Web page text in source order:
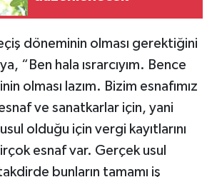
döneminin olması gerektiğini
“Ben hala ısrarcıyım. Bence
olması lazım. Bizim esnafımız
ve sanatkarlar için, yani
olduğu için vergi kayıtlarını
esnaf var. Gerçek usul
bunların tamamı iş